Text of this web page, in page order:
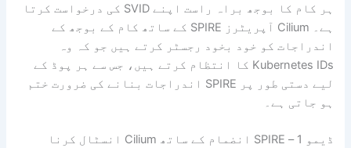
ہر کام کا بوجھ براہ راست اپنے SVID کی درخواست کرتا
ہے۔ Cilium آپریٹرز SPIRE کے ساتھ کام کے بوجھ کے
اندراجات کو خود بخود رجسٹر کرتے ہیں جو کہ وہ
Kubernetes IDs کا انتظام کرتے ہیں، جس سے ہر پوڈ کے
لیے دستی طور پر SPIRE اندراجات بنانے کی ضرورت ختم
ہو جاتی ہے۔
ڈیمو 1 – SPIRE انضمام کے ساتھ Cilium انسٹال کرنا